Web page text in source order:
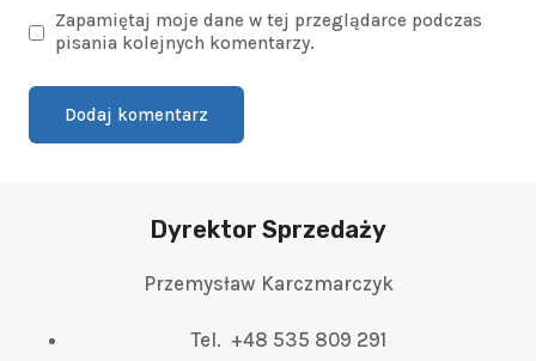
Zapamiętaj moje dane w tej przeglądarce podczas
pisania kolejnych komentarzy.
Dyrektor Sprzedaży
Przemysław Karczmarczyk
Tel. +48 535 809 291